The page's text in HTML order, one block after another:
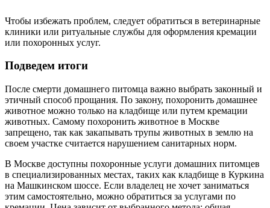
Чтобы избежать проблем, следует обратиться в ветеринарные
клиники или ритуальные службы для оформления кремации
или похоронных услуг.
Подведем итоги
После смерти домашнего питомца важно выбрать законный и
этичный способ прощания. По закону, похоронить домашнее
животное можно только на кладбище или путем кремации
животных. Самому похоронить животное в Москве
запрещено, так как закапывать трупы животных в землю на
своем участке считается нарушением санитарных норм.
В Москве доступны похоронные услуги домашних питомцев
в специализированных местах, таких как кладбище в Куркина
на Машкинском шоссе. Если владелец не хочет заниматься
этим самостоятельно, можно обратиться за услугами по